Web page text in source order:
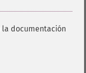
la documentación